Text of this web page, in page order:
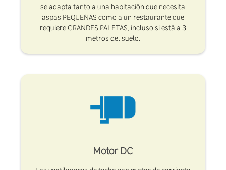
se adapta tanto a una habitación que necesita
aspas PEQUEÑAS como a un restaurante que
requiere GRANDES PALETAS, incluso si está a 3
metros del suelo.
Motor DC